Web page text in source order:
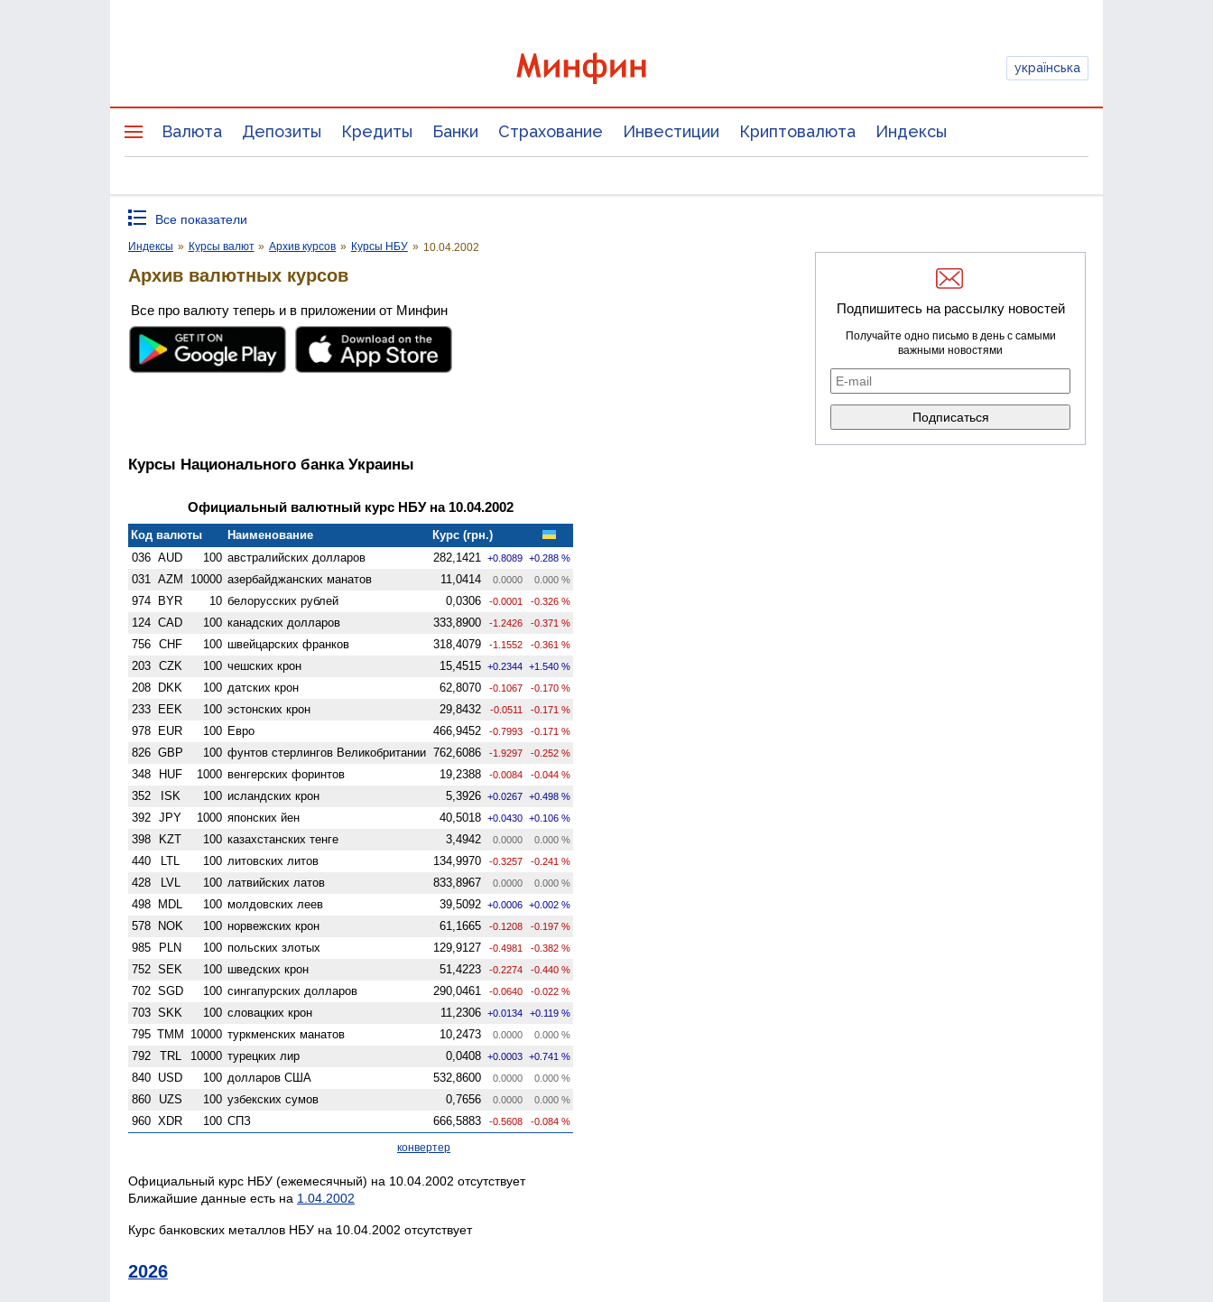
українська
Валюта Депозиты Кредиты Банки Страхование Инвестиции Криптовалюта Индексы
Все показатели
Индексы » Курсы валют » Архив курсов » Курсы НБУ » 10.04.2002
Архив валютных курсов
Все про валюту теперь и в приложении от Минфин
Курсы Национального банка Украины
Официальный валютный курс НБУ на 10.04.2002
Код валюты Наименование
Курс (грн.)
036 AUD 100 австралийских долларов 282,1421 +0.8089 +0.288 %
031 AZM 10000 азербайджанских манатов 11,0414 0.0000 0.000 %
974 BYR 10 белорусских рублей 0,0306 -0.0001 -0.326 %
124 CAD 100 канадских долларов 333,8900 -1.2426 -0.371 %
756 CHF 100 швейцарских франков 318,4079 -1.1552 -0.361 %
203 CZK 100 чешских крон 15,4515 +0.2344 +1.540 %
208 DKK 100 датских крон 62,8070 -0.1067 -0.170 %
233 EEK 100 эстонских крон 29,8432 -0.0511 -0.171 %
978 EUR 100 Евро 466,9452 -0.7993 -0.171 %
826 GBP 100 фунтов стерлингов Велико­британии 762,6086 -1.9297 -0.252 %
348 HUF 1000 венгерских форинтов 19,2388 -0.0084 -0.044 %
352 ISK 100 исландских крон 5,3926 +0.0267 +0.498 %
392 JPY 1000 японских йен 40,5018 +0.0430 +0.106 %
398 KZT 100 казахстанских тенге 3,4942 0.0000 0.000 %
440 LTL 100 литовских литов 134,9970 -0.3257 -0.241 %
428 LVL 100 латвийских латов 833,8967 0.0000 0.000 %
498 MDL 100 молдовских леев 39,5092 +0.0006 +0.002 %
578 NOK 100 норвежских крон 61,1665 -0.1208 -0.197 %
985 PLN 100 польских злотых 129,9127 -0.4981 -0.382 %
752 SEK 100 шведских крон 51,4223 -0.2274 -0.440 %
702 SGD 100 сингапурских долларов 290,0461 -0.0640 -0.022 %
703 SKK 100 словацких крон 11,2306 +0.0134 +0.119 %
795 TMM 10000 туркменских манатов 10,2473 0.0000 0.000 %
792 TRL 10000 турецких лир 0,0408 +0.0003 +0.741 %
840 USD 100 долларов США 532,8600 0.0000 0.000 %
860 UZS 100 узбекских сумов 0,7656 0.0000 0.000 %
960 XDR 100 СПЗ 666,5883 -0.5608 -0.084 %
конвертер
Официальный курс НБУ (ежемесячный) на 10.04.2002 отсутствует
Ближайшие данные есть на 1.04.2002
Курс банковских металлов НБУ на 10.04.2002 отсутствует
2026
Подпишитесь на рассылку новостей
Получайте одно письмо в день с самыми
важными новостями